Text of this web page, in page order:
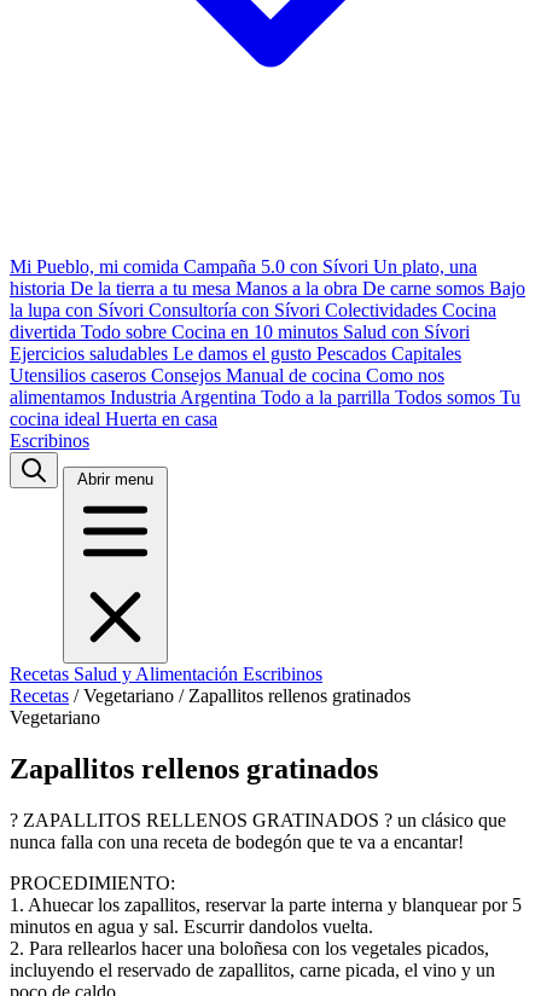
Mi Pueblo, mi comida Campaña 5.0 con Sívori Un plato, una
historia De la tierra a tu mesa Manos a la obra De carne somos Bajo
la lupa con Sívori Consultoría con Sívori Colectividades Cocina
divertida Todo sobre Cocina en 10 minutos Salud con Sívori
Ejercicios saludables Le damos el gusto Pescados Capitales
Utensilios caseros Consejos Manual de cocina Como nos
alimentamos Industria Argentina Todo a la parrilla Todos somos Tu
cocina ideal Huerta en casa
Escribinos
Abrir menu
Recetas Salud y Alimentación Escribinos
Recetas / Vegetariano / Zapallitos rellenos gratinados
Vegetariano
Zapallitos rellenos gratinados
? ZAPALLITOS RELLENOS GRATINADOS ? un clásico que
nunca falla con una receta de bodegón que te va a encantar!
PROCEDIMIENTO:
1. Ahuecar los zapallitos, reservar la parte interna y blanquear por 5
minutos en agua y sal. Escurrir dandolos vuelta.
2. Para rellearlos hacer una boloñesa con los vegetales picados,
incluyendo el reservado de zapallitos, carne picada, el vino y un
poco de caldo.